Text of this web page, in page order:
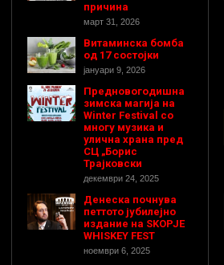
причина
март 31, 2026
Витаминска бомба
од 17 состојки
јануари 9, 2026
Предновогодишнa
зимска магија на
Winter Festival со
многу музика и
улична храна пред
СЦ „Борис
Трајковски
декември 24, 2025
Денеска почнува
петтото јубилејно
издание на SKOPJE
WHISKEY FEST
ноември 6, 2025